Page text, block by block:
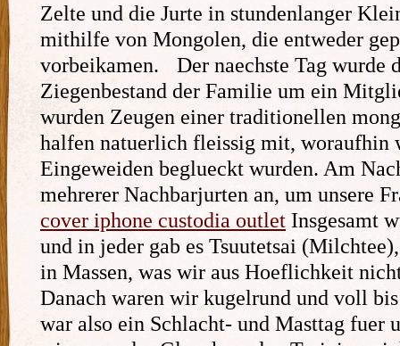
Zelte und die Jurte in stundenlanger
mithilfe von Mongolen, die entweder
vorbeikamen.
Der naechste Tag wurde
Ziegenbestand der Familie um ein
wurden Zeugen einer traditionellen
halfen natuerlich fleissig mit,
Eingeweiden beglueckt wurden. Am
mehrerer Nachbarjurten an, um unsere
cover iphone custodia outlet Insgesamt
und in jeder gab es Tsuutetsai
in Massen, was wir aus Hoeflichkeit
Danach waren wir kugelrund und voll
war also ein Schlacht- und Masttag fuer